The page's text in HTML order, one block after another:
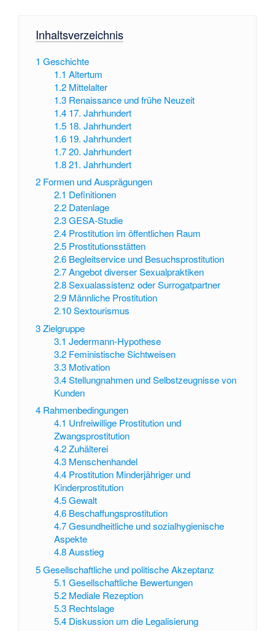
Inhaltsverzeichnis
1 Geschichte
1.1 Altertum
1.2 Mittelalter
1.3 Renaissance und frühe Neuzeit
1.4 17. Jahrhundert
1.5 18. Jahrhundert
1.6 19. Jahrhundert
1.7 20. Jahrhundert
1.8 21. Jahrhundert
2 Formen und Ausprägungen
2.1 Definitionen
2.2 Datenlage
2.3 GESA-Studie
2.4 Prostitution im öffentlichen Raum
2.5 Prostitutionsstätten
2.6 Begleitservice und Besuchsprostitution
2.7 Angebot diverser Sexualpraktiken
2.8 Sexualassistenz oder Surrogatpartner
2.9 Männliche Prostitution
2.10 Sextourismus
3Zielgruppe
3.1 Jedermann-Hypothese
3.2 Feministische Sichtweisen
3.3 Motivation
3.4 Stellungnahmen und Selbstzeugnisse von
Kunden
4 Rahmenbedingungen
4.1 Unfreiwillige Prostitution und
Zwangsprostitution
4.2 Zuhälterei
4.3 Menschenhandel
4.4 Prostitution Minderjähriger und
Kinderprostitution
4.5 Gewalt
4.6 Beschaffungsprostitution
4.7 Gesundheitliche und sozialhygienische
Aspekte
4.8 Ausstieg
5Gesellschaftliche und politische Akzeptanz
5.1 Gesellschaftliche Bewertungen
5.2 Mediale Rezeption
5.3 Rechtslage
5.4 Diskussion um die Legalisierung